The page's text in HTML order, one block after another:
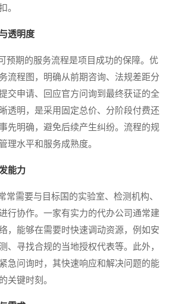
。
透明度
期的服务流程是项目成功的保障。优
流程图，明确从前期咨询、法规差距分
交申请、回应官方问询到最终获证的全
透明，是采用固定总价、分阶段付费还
先明确，避免后续产生纠纷。流程的规
理水平和服务成熟度。
能力
需要与目标国的实验室、检测机构、
行协作。一家有实力的代办公司通常建
，能够在需要时快速调动资源，例如安
、寻找合规的当地授权代表等。此外，
急问询时，其快速响应和解决问题的能
关键时刻。